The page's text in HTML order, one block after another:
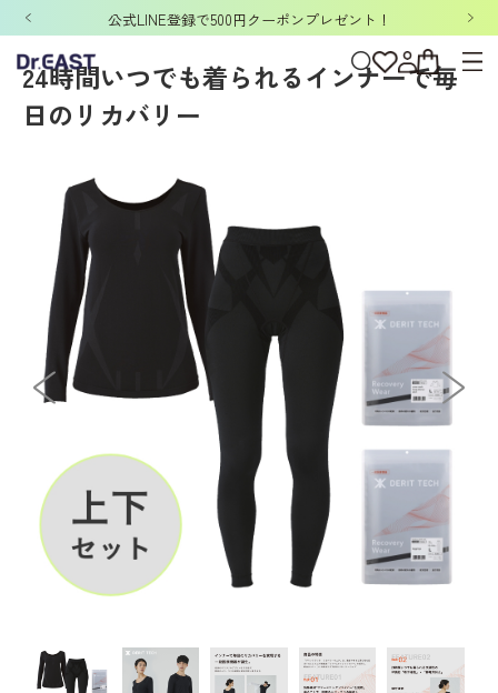
公式LINE登録で500円クーポンプレゼント！
ホーム DERIT TECH >DERIT TECHレディース >リカバリーウェア デリッ
24時間いつでも着られるインナーで毎
日のリカバリー